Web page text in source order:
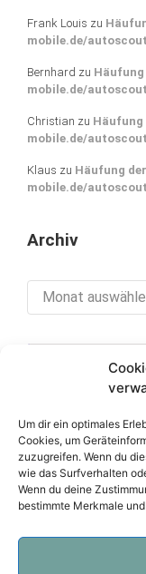
Um dir ein optimales
Cookies, um
zuzugreifen. Wenn du
wie das Surfverhalten
Wenn du deine
bestimmte Merkmale
Frank Louis zu
mobile.de/
Bernhard zu Häufung
mobile.de/
Christian zu Häufung
mobile.de/
Klaus zu Häufung
mobile.de/
Archiv
Über diese
Datenschutzerklärung